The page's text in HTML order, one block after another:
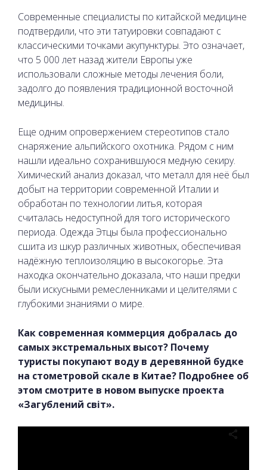
Современные специалисты по китайской медицине
подтвердили, что эти татуировки совпадают с
классическими точками акупунктуры. Это означает,
что 5 000 лет назад жители Европы уже
использовали сложные методы лечения боли,
задолго до появления традиционной восточной
медицины.
Еще одним опровержением стереотипов стало
снаряжение альпийского охотника. Рядом с ним
нашли идеально сохранившуюся медную секиру.
Химический анализ доказал, что металл для неё был
добыт на территории современной Италии и
обработан по технологии литья, которая
считалась недоступной для того исторического
периода. Одежда Этцы была профессионально
сшита из шкур различных животных, обеспечивая
надёжную теплоизоляцию в высокогорье. Эта
находка окончательно доказала, что наши предки
были искусными ремесленниками и целителями с
глубокими знаниями о мире.
Как современная коммерция добралась до
самых экстремальных высот? Почему
туристы покупают воду в деревянной будке
на стометровой скале в Китае? Подробнее об
этом смотрите в новом выпуске проекта
«Загублений світ».